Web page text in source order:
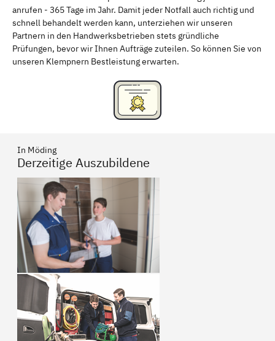
Freising Rudelsdorf, Mittelfranken
anrufen - 365 Tage im Jahr. Damit jeder Notfall auch richtig und
schnell behandelt werden kann, unterziehen wir unseren
Partnern in den Handwerksbetrieben stets gründliche
Prüfungen, bevor wir Ihnen Aufträge zuteilen. So können Sie von
unseren Klempnern Bestleistung erwarten.
In Möding
Derzeitige Auszubildene